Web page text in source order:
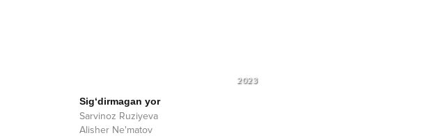
2023
Sig‘dirmagan yor
Sarvinoz Ruziyeva
Alisher Ne'matov